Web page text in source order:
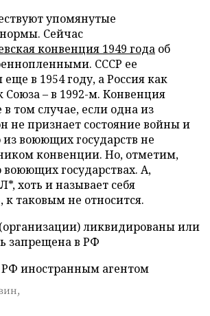
упомянутые
Сейчас
конвенция 1949 года об
СССР ее
в 1954 году, а Россия как
– в 1992-м. Конвенция
том случае, если одна из
не признает состояние войны и
воюющих государств не
конвенции. Но, отметим,
воюющих государствах. А,
хоть и называет себя
к таковым не относится.
ликвидированы или
запрещена в РФ
иностранным агентом